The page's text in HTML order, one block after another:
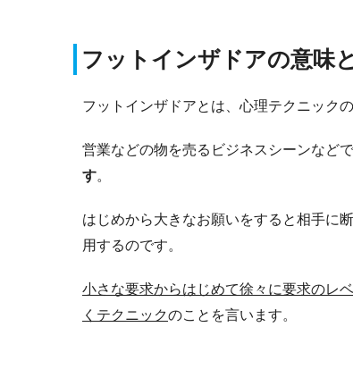
フットインザドアの意味
フットインザドアとは、心理テクニックの
営業などの物を売るビジネスシーンなど
す。
はじめから大きなお願いをすると相手に
用するのです。
小さな要求からはじめて徐々に要求のレ
くテクニックのことを言います。